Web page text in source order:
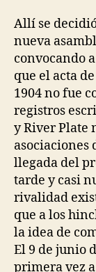
Allí se
nueva
convocando
que el acta
1904 no fue
registros
y River Plate
asociaciones
llegada del
tarde y casi
rivalidad
que a los
la idea de
El 9 de junio
primera vez